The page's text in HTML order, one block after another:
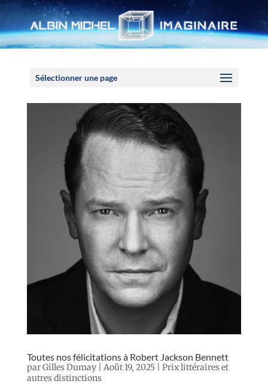
Sélectionner une page
Toutes nos félicitations à Robert Jackson Bennett
parGilles Dumay| Août 19, 2025| Prix littéraires et
autres distinctions
Panneau de gestion des cookies